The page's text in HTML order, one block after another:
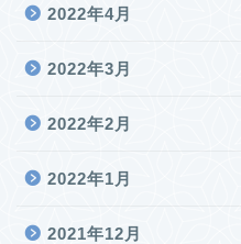
2022年4月
2022年3月
2022年2月
2022年1月
2021年12月